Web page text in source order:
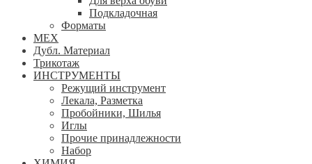
Подкладочная
Форматы
МЕХ
Дубл. Материал
Трикотаж
ИНСТРУМЕНТЫ
Режущий инструмент
Лекала, Разметка
Пробойники, Шилья
Иглы
Прочие принадлежности
Набор